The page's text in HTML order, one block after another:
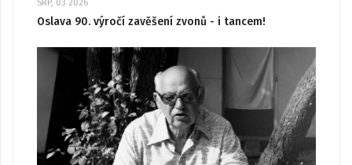
SRP, 03 2026
Oslava 90. výročí zavěšení zvonů - i tancem!